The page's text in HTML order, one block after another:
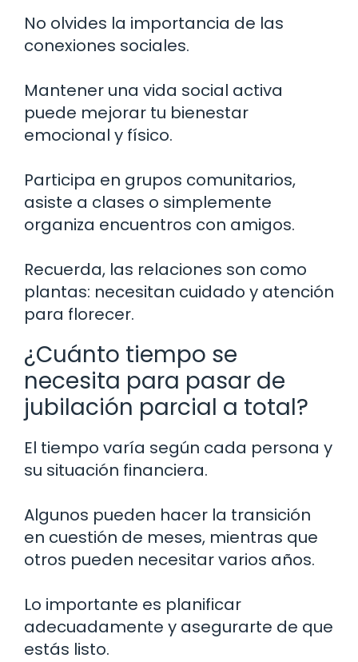
No olvides la importancia de las
conexiones sociales.
Mantener una vida social activa
puede mejorar tu bienestar
emocional y físico.
Participa en grupos comunitarios,
asiste a clases o simplemente
organiza encuentros con amigos.
Recuerda, las relaciones son como
plantas: necesitan cuidado y atención
para florecer.
¿Cuánto tiempo se
necesita para pasar de
jubilación parcial a total?
El tiempo varía según cada persona y
su situación financiera.
Algunos pueden hacer la transición
en cuestión de meses, mientras que
otros pueden necesitar varios años.
Lo importante es planificar
adecuadamente y asegurarte de que
estás listo.